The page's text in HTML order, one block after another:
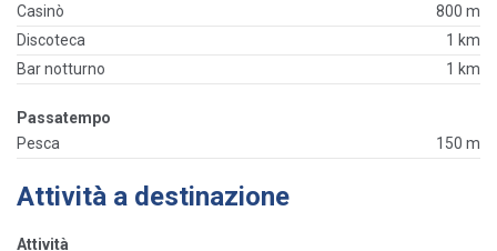
Casinò
800 m
Discoteca
1 km
Bar notturno
1 km
Passatempo
Pesca
150 m
Attività a destinazione
Attività